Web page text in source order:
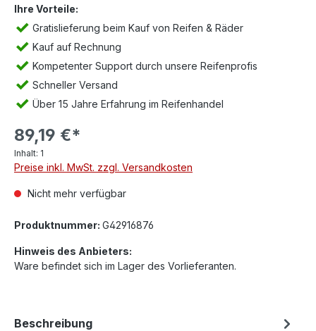
Ihre Vorteile:
Gratislieferung beim Kauf von Reifen & Räder
Kauf auf Rechnung
Kompetenter Support durch unsere Reifenprofis
Schneller Versand
Über 15 Jahre Erfahrung im Reifenhandel
89,19 €*
Inhalt: 1
Preise inkl. MwSt. zzgl. Versandkosten
Nicht mehr verfügbar
Produktnummer: G42916876
Hinweis des Anbieters:
Ware befindet sich im Lager des Vorlieferanten.
Beschreibung